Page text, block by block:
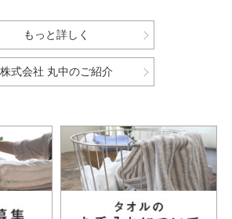
もっと詳しく
株式会社 丸中のご紹介